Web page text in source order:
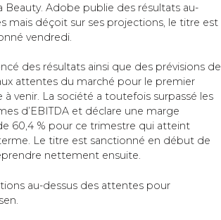
Beauty. Adobe publie des résultats au-
mais déçoit sur ses projections, le titre est
vendredi.
des résultats ainsi que des prévisions de
attentes du marché pour le premier
à venir. La société a toutefois surpassé les
d’EBITDA et déclare une marge
60,4 % pour ce trimestre qui atteint
Le titre est sanctionné en début de
nettement ensuite.
au-dessus des attentes pour